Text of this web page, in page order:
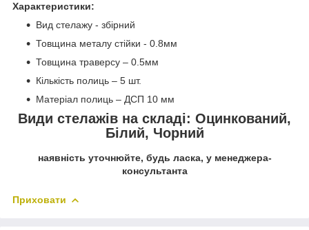
Характеристики:
Вид стелажу - збірний
Товщина металу стійки - 0.8мм
Товщина траверсу – 0.5мм
Кількість полиць – 5 шт.
Матеріал полиць – ДСП 10 мм
Види стелажів на складі: Оцинкований,
Білий, Чорний
наявність уточнюйте, будь ласка, у менеджера-
консультанта
Приховати